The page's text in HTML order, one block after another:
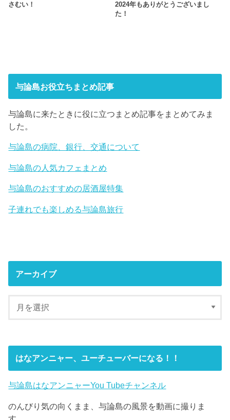
さむい！
2024年もありがとうございまし
た！
与論島お役立ちまとめ記事
与論島に来たときに役に立つまとめ記事をまとめてみま
した。
与論島の病院、銀行、交通について
与論島の人気カフェまとめ
与論島のおすすめの居酒屋特集
子連れでも楽しめる与論島旅行
アーカイブ
はなアンニャー、ユーチューバーになる！！
与論島はなアンニャーYou Tubeチャンネル
のんびり気の向くまま、与論島の風景を動画に撮りま